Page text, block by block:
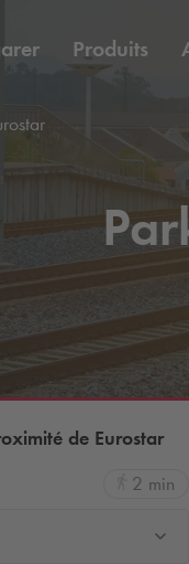
Produits
de Eurostar
2 min